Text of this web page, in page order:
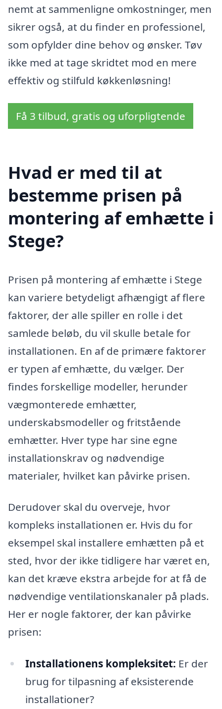
nemt at sammenligne omkostninger, men
sikrer også, at du finder en professionel,
som opfylder dine behov og ønsker. Tøv
ikke med at tage skridtet mod en mere
effektiv og stilfuld køkkenløsning!
Få 3 tilbud, gratis og uforpligtende
Hvad er med til at
bestemme prisen på
montering af emhætte i
Stege?
Prisen på montering af emhætte i Stege
kan variere betydeligt afhængigt af flere
faktorer, der alle spiller en rolle i det
samlede beløb, du vil skulle betale for
installationen. En af de primære faktorer
er typen af emhætte, du vælger. Der
findes forskellige modeller, herunder
vægmonterede emhætter,
underskabsmodeller og fritstående
emhætter. Hver type har sine egne
installationskrav og nødvendige
materialer, hvilket kan påvirke prisen.
Derudover skal du overveje, hvor
kompleks installationen er. Hvis du for
eksempel skal installere emhætten på et
sted, hvor der ikke tidligere har været en,
kan det kræve ekstra arbejde for at få de
nødvendige ventilationskanaler på plads.
Her er nogle faktorer, der kan påvirke
prisen:
Installationens kompleksitet: Er der
brug for tilpasning af eksisterende
installationer?